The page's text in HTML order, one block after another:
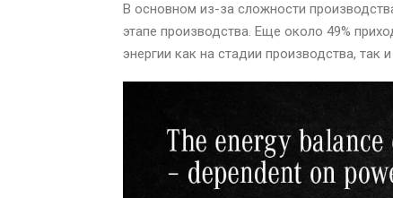
В основном из-за сложности
этапе производства. Еще около 49%
энергии как на стадии производства, так